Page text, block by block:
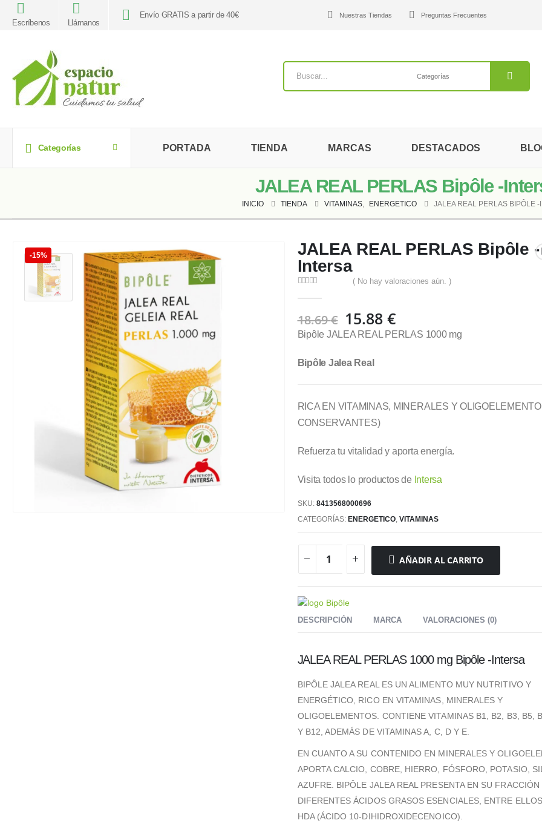
Escríbenos Llámanos
Envío GRATIS a partir de 40€ Nuestras Tiendas Preguntas Frecuentes
Categorías PORTADA TIENDA MARCAS DESTACADOS
JALEA REAL PERLAS Bipôle -
INICIO TIENDA VITAMINAS, ENERGETICO JALEA REAL PERLAS BIPÔLE -
-15%
JALEA REAL PERLAS Bipôle -
Intersa
( No hay valoraciones aún. )
18.69€ El
precio
era:
15.88 €El
precio
Bipôle JALEA REAL PERLAS 1000 mg
Bipôle Jalea Real
RICA EN VITAMINAS, MINERALES Y
CONSERVANTES)
Refuerza tu vitalidad y aporta energía.
Visita todos lo productos de Intersa
SKU: 8413568000696
CATEGORÍAS: ENERGETICO, VITAMINAS
AÑADIR AL CARRITO
DESCRIPCIÓN MARCA VALORACIONES (0)
JALEA REAL PERLAS 1000 mg Bipôle -Intersa
BIPÔLE JALEA REAL ES UN ALIMENTO MUY NUTRITIVO Y
ENERGÉTICO, RICO EN VITAMINAS, MINERALES Y
OLIGOELEMENTOS. CONTIENE VITAMINAS B1, B2, B3, B5,
Y B12, ADEMÁS DE VITAMINAS A, C, D Y E.
EN CUANTO A SU CONTENIDO EN MINERALES Y
APORTA CALCIO, COBRE, HIERRO, FÓSFORO, POTASIO,
AZUFRE. BIPÔLE JALEA REAL PRESENTA EN SU FRACCIÓN
DIFERENTES ÁCIDOS GRASOS ESENCIALES, ENTRE
HDA (ÁCIDO 10-DIHIDROXIDECENOICO).